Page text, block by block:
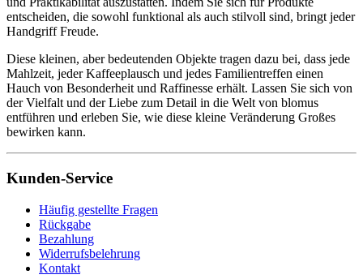
entscheiden, die sowohl funktional als auch stilvoll sind, bringt jeder
Handgriff Freude.
Diese kleinen, aber bedeutenden Objekte tragen dazu bei, dass jede
Mahlzeit, jeder Kaffeeplausch und jedes Familientreffen einen
Hauch von Besonderheit und Raffinesse erhält. Lassen Sie sich von
der Vielfalt und der Liebe zum Detail in die Welt von blomus
entführen und erleben Sie, wie diese kleine Veränderung Großes
bewirken kann.
Kunden-Service
Häufig gestellte Fragen
Rückgabe
Bezahlung
Widerrufsbelehrung
Kontakt